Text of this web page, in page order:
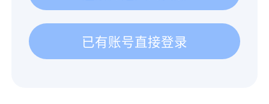
已有账号直接登录